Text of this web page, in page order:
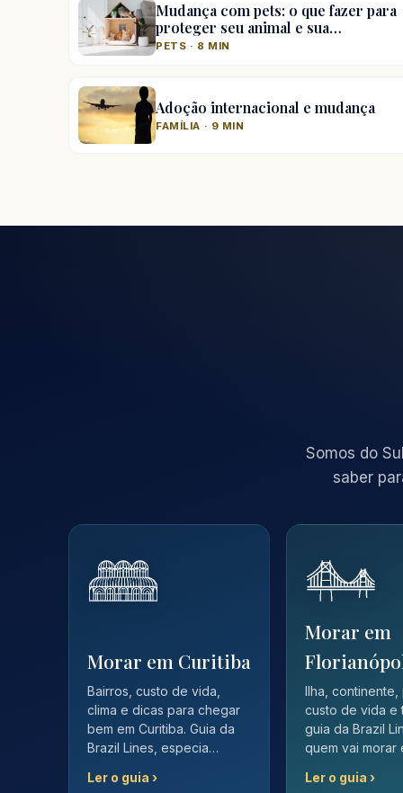
Mudança com pets: o que fazer para
proteger seu animal e sua…
PETS · 8 MIN
Adoção internacional e mudança
FAMÍLIA · 9 MIN
Somos do
saber
Morar em Curitiba
Bairros, custo de vida,
clima e dicas para chegar
bem em Curitiba. Guia da
Brazil Lines, especia…
Ler o guia ›
Morar em
Ilha, continente,
custo de vida e
guia da Brazil
quem vai morar
Ler o guia ›